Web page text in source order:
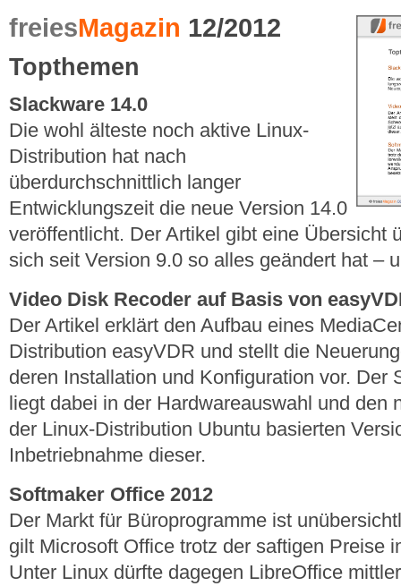
freiesMagazin 12/2012
Topthemen
Slackware 14.0
Die wohl älteste noch aktive Linux-
Distribution hat nach
überdurchschnittlich langer
Entwicklungszeit die neue Version 14.0
veröffentlicht. Der Artikel gibt eine Übersicht
sich seit Version 9.0 so alles geändert hat –
Video Disk Recoder auf Basis von
Der Artikel erklärt den Aufbau eines
Distribution easyVDR und stellt die
deren Installation und Konfiguration vor. Der
liegt dabei in der Hardwareauswahl und den
der Linux-Distribution Ubuntu basierten
Inbetriebnahme dieser.
Softmaker Office 2012
Der Markt für Büroprogramme ist
gilt Microsoft Office trotz der saftigen Preise
Unter Linux dürfte dagegen LibreOffice